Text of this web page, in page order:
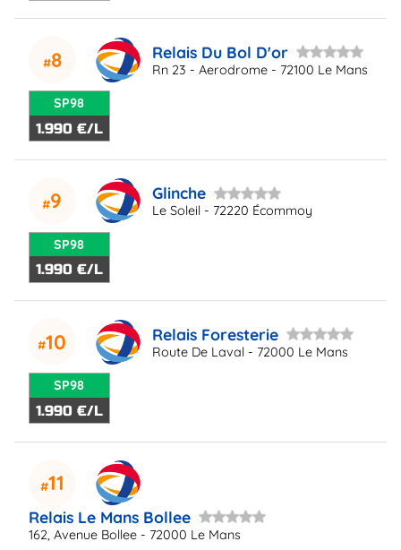
8 Relais Du Bol D'or
Rn 23 - Aerodrome - 72100 Le Mans
SP98
1.990 €/L
9 Glinche
Le Soleil - 72220 Écommoy
SP98
1.990 €/L
10 Relais Foresterie
Route De Laval - 72000 Le Mans
SP98
1.990 €/L
11
Relais Le Mans Bollee
162, Avenue Bollee - 72000 Le Mans